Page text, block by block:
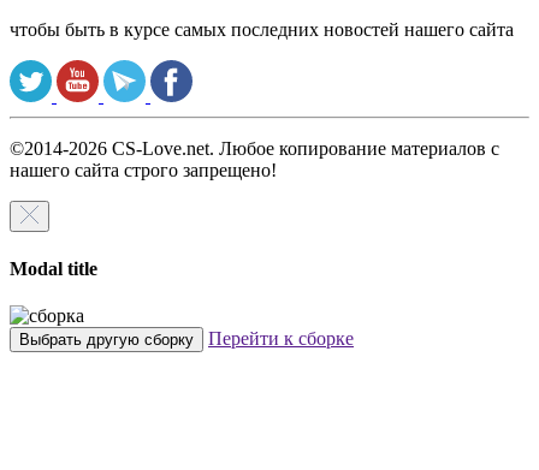
чтобы быть в курсе самых последних новостей нашего сайта
©2014-2026 CS-Love.net. Любое копирование материалов с
нашего сайта строго запрещено!
Modal title
Выбрать другую сборку Перейти к сборке